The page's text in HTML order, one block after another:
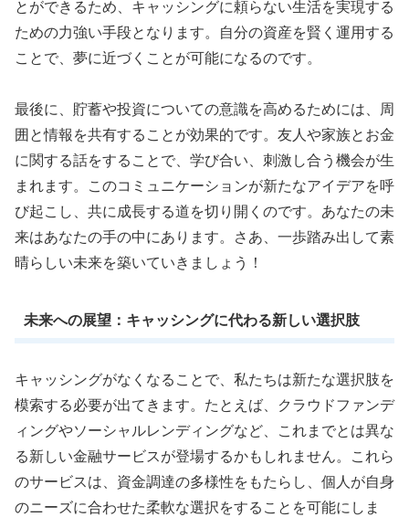
とができるため、キャッシングに頼らない生活を実現する
ための力強い手段となります。自分の資産を賢く運用する
ことで、夢に近づくことが可能になるのです。
最後に、貯蓄や投資についての意識を高めるためには、周
囲と情報を共有することが効果的です。友人や家族とお金
に関する話をすることで、学び合い、刺激し合う機会が生
まれます。このコミュニケーションが新たなアイデアを呼
び起こし、共に成長する道を切り開くのです。あなたの未
来はあなたの手の中にあります。さあ、一歩踏み出して素
晴らしい未来を築いていきましょう！
未来への展望：キャッシングに代わる新しい選択肢
キャッシングがなくなることで、私たちは新たな選択肢を
模索する必要が出てきます。たとえば、クラウドファンデ
ィングやソーシャルレンディングなど、これまでとは異な
る新しい金融サービスが登場するかもしれません。これら
のサービスは、資金調達の多様性をもたらし、個人が自身
のニーズに合わせた柔軟な選択をすることを可能にしま